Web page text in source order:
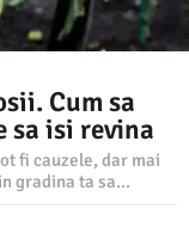
Cum sa
sa isi revina
fi cauzele, dar mai
gradina ta sa...